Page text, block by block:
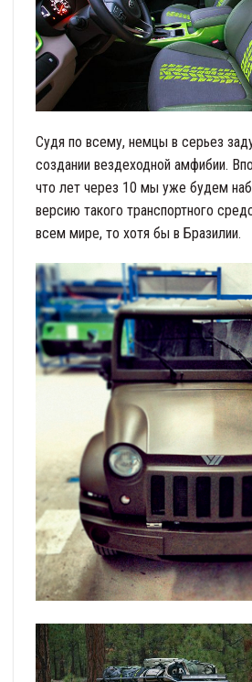
Судя по всему, немцы в серьез
создании вездеходной амфибии.
что лет через 10 мы уже будем
версию такого транспортного
всем мире, то хотя бы в Бразилии.